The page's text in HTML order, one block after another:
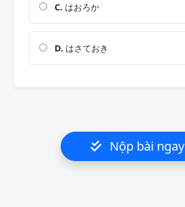
C. はおろか
D. はさておき
Nộp bài ngay